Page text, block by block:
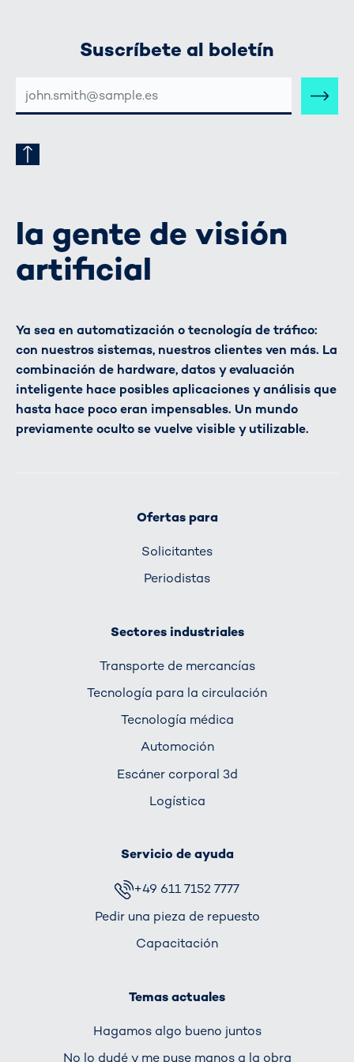
Suscríbete al boletín
CORREO
la gente de visión
artificial
Ya sea en automatización o tecnología de tráfico:
con nuestros sistemas, nuestros clientes ven más. La
combinación de hardware, datos y evaluación
inteligente hace posibles aplicaciones y análisis que
hasta hace poco eran impensables. Un mundo
previamente oculto se vuelve visible y utilizable.
Ofertas para
Solicitantes
Periodistas
Sectores industriales
Transporte de mercancías
Tecnología para la circulación
Tecnología médica
Automoción
Escáner corporal 3d
Logística
Servicio de ayuda
+49 611 7152 7777
Pedir una pieza de repuesto
Capacitación
Temas actuales
Hagamos algo bueno juntos
No lo dudé y me puse manos a la obra